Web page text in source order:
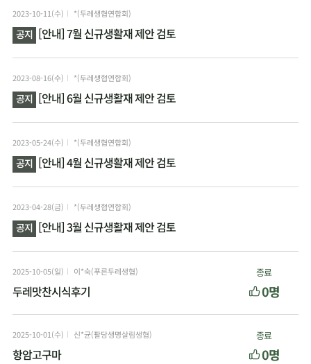
2023-10-11(수) *(두레생협연합회)
공지 [안내] 7월 신규생활재 제안 검토
2023-08-16(수) *(두레생협연합회)
공지 [안내] 6월 신규생활재 제안 검토
2023-05-24(수) *(두레생협연합회)
공지 [안내] 4월 신규생활재 제안 검토
2023-04-28(금) *(두레생협연합회)
공지 [안내] 3월 신규생활재 제안 검토
2025-10-05(일) 이*숙(푸른두레생협)
두레맛찬시식후기
종료
0명
2025-10-01(수) 신*균(팔당생명살림생협)
항암고구마
종료
0명